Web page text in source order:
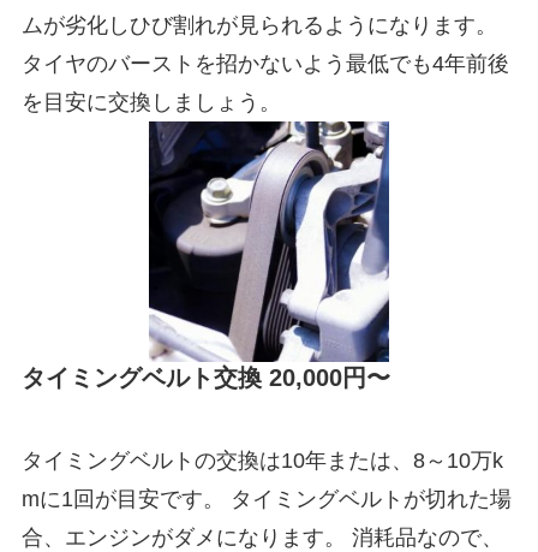
ムが劣化しひび割れが見られるようになります。
タイヤのバーストを招かないよう最低でも4年前後
を目安に交換しましょう。
タイミングベルト交換 20,000円〜
タイミングベルトの交換は10年または、8～10万k
mに1回が目安です。 タイミングベルトが切れた場
合、エンジンがダメになります。 消耗品なので、